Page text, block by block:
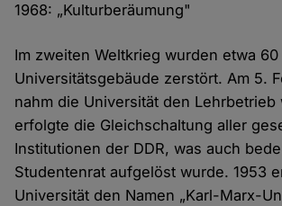
1968: „Kulturberäumung"
Im zweiten Weltkrieg wurden etwa
Universitätsgebäude zerstört. Am 5.
nahm die Universität den Lehrbetrieb
erfolgte die Gleichschaltung aller
Institutionen der DDR, was auch
Studentenrat aufgelöst wurde. 1953
Universität den Namen „Karl-Marx-